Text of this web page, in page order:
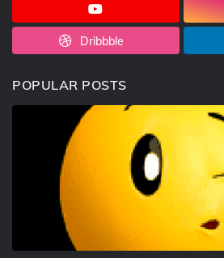
Dribbble
POPULAR POSTS